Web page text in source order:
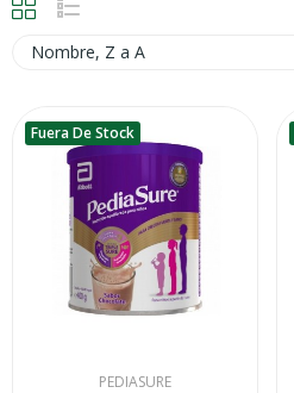
Nombre, Z a A
Fuera De Stock
PEDIASURE